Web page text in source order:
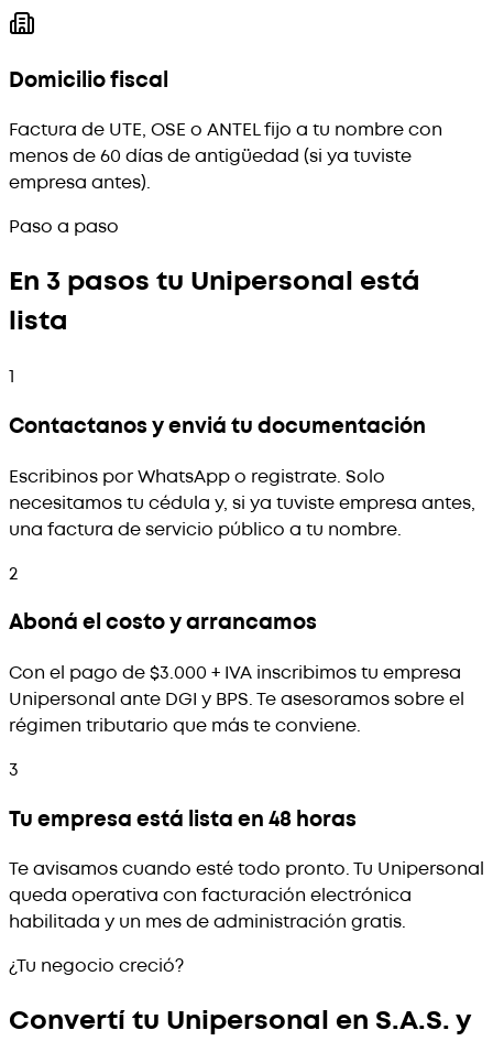
Domicilio fiscal
Factura de UTE, OSE o ANTEL fijo a tu nombre con
menos de 60 días de antigüedad (si ya tuviste
empresa antes).
Paso a paso
En 3 pasos tu Unipersonal está
lista
1
Contactanos y enviá tu documentación
Escribinos por WhatsApp o registrate. Solo
necesitamos tu cédula y, si ya tuviste empresa antes,
una factura de servicio público a tu nombre.
2
Aboná el costo y arrancamos
Con el pago de $3.000 + IVA inscribimos tu empresa
Unipersonal ante DGI y BPS. Te asesoramos sobre el
régimen tributario que más te conviene.
3
Tu empresa está lista en 48 horas
Te avisamos cuando esté todo pronto. Tu Unipersonal
queda operativa con facturación electrónica
habilitada y un mes de administración gratis.
¿Tu negocio creció?
Convertí tu Unipersonal en S.A.S. y